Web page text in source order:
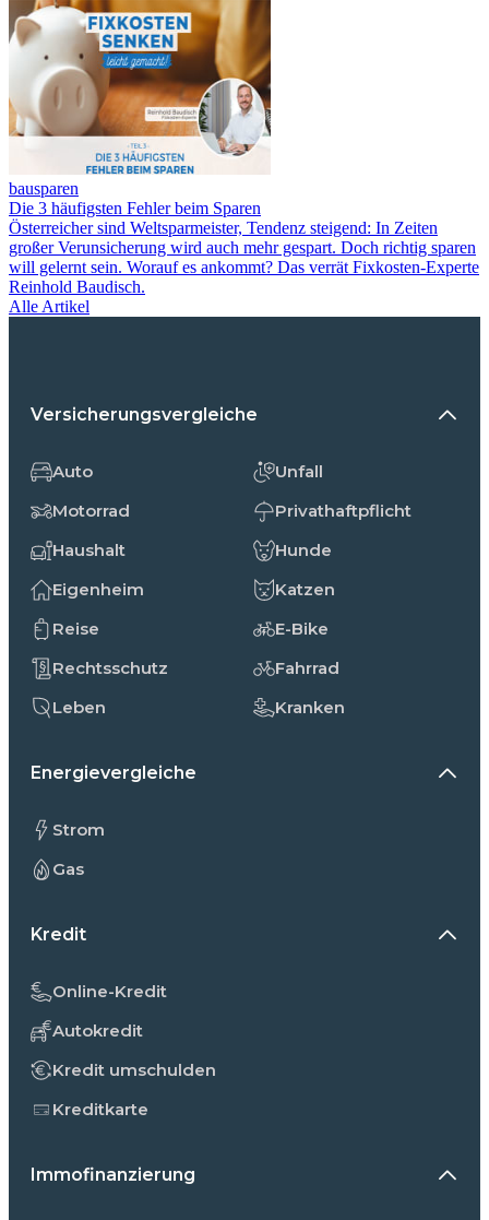
bausparen
Die 3 häufigsten Fehler beim Sparen
Österreicher sind Weltsparmeister, Tendenz steigend: In Zeiten
großer Verunsicherung wird auch mehr gespart. Doch richtig sparen
will gelernt sein. Worauf es ankommt? Das verrät Fixkosten-Experte
Reinhold Baudisch.
Alle Artikel
Versicherungsvergleiche
Auto
Motorrad
Haushalt
Eigenheim
Reise
Rechtsschutz
Leben
Unfall
Privathaftpflicht
Hunde
Katzen
E-Bike
Fahrrad
Kranken
Energievergleiche
Strom
Gas
Kredit
Online-Kredit
Autokredit
Kredit umschulden
Kreditkarte
Immofinanzierung